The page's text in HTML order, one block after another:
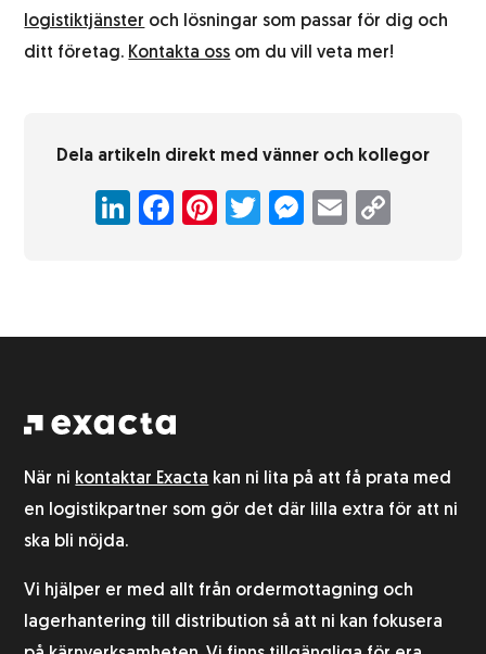
logistiktjänster och lösningar som passar för dig och
ditt företag. Kontakta oss om du vill veta mer!
Dela artikeln direkt med vänner och kollegor
LinkedIn
Facebook
Pinterest
Twitter
Messenger
Email
När ni kontaktar Exacta kan ni lita på att få prata med
en logistikpartner som gör det där lilla extra för att ni
ska bli nöjda.
Vi hjälper er med allt från ordermottagning och
lagerhantering till distribution så att ni kan fokusera